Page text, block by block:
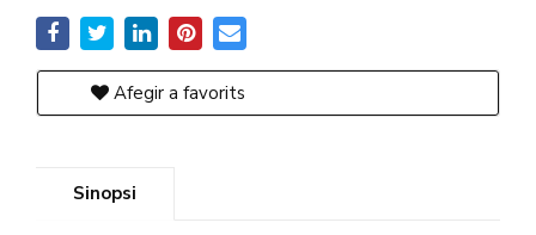
Afegir a favorits
Sinopsi